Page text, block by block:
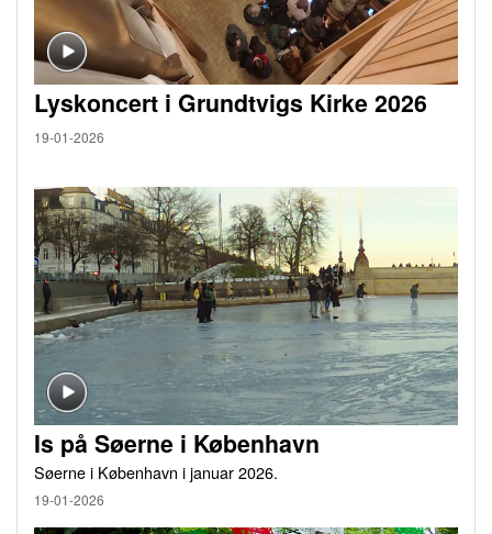
Lyskoncert i Grundtvigs Kirke 2026
19-01-2026
Is på Søerne i København
Søerne i København i januar 2026.
19-01-2026